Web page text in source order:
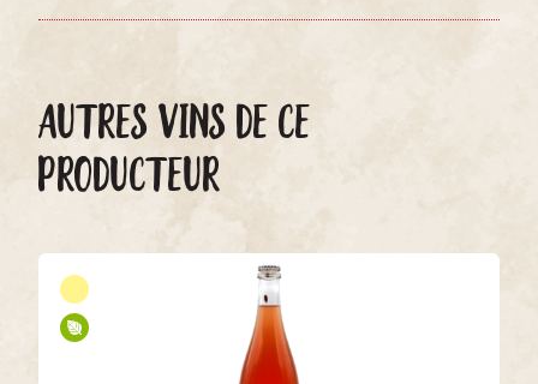
AUTRES VINS DE CE
PRODUCTEUR